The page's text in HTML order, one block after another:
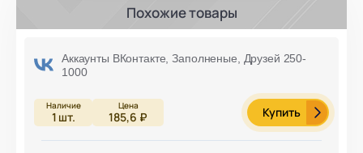
Похожие товары
Аккаунты ВКонтакте, Заполненые, Друзей 250-
1000
1 шт. 185,6 ₽ Купить